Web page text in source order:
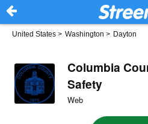
United States > Washington > Dayton
Columbia
Safety
Web